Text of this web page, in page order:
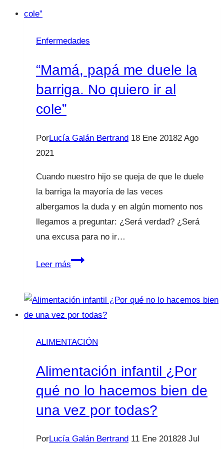
Enfermedades
“Mamá, papá me duele la
barriga. No quiero ir al
cole”
PorLucía Galán Bertrand 18 Ene 20182 Ago
2021
Cuando nuestro hijo se queja de que le duele
la barriga la mayoría de las veces
albergamos la duda y en algún momento nos
llegamos a preguntar: ¿Será verdad? ¿Será
una excusa para no ir…
Leer más“Mamá,
duele
la
quiero
ir
al
cole”
ALIMENTACIÓN
Alimentación infantil ¿Por
qué no lo hacemos bien de
una vez por todas?
PorLucía Galán Bertrand 11 Ene 201828 Jul